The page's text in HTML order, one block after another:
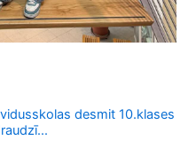
desmit 10.klases